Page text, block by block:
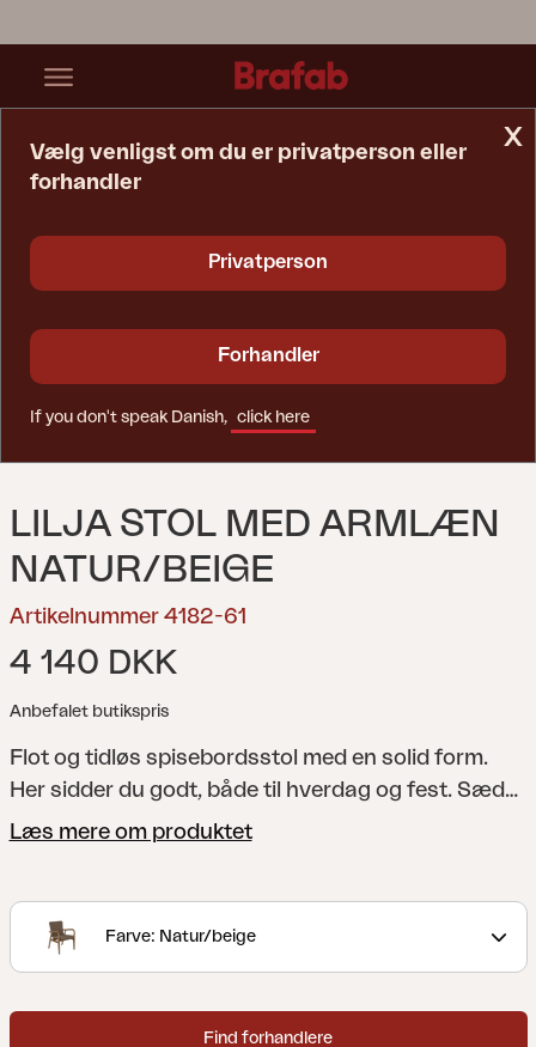
LILJA STOL MED ARMLÆN
NATUR/BEIGE
Artikelnummer 4182-61
4 140 DKK
Anbefalet butikspris
Flot og tidløs spisebordsstol med en solid form.
Her sidder du godt, både til hverdag og fest. Sædet
fås med enten brede stilfulde teak-lameller eller
former i teak. Solide møbler, som samtidig er
elegante på grund af de afrundede detaljer.
Læs mere om produktet
Farve: Natur/beige
Find forhandlere
x
Vælg venligst om du er privatperson eller
forhandler
Privatperson
Forhandler
If you don't speak Danish, click here